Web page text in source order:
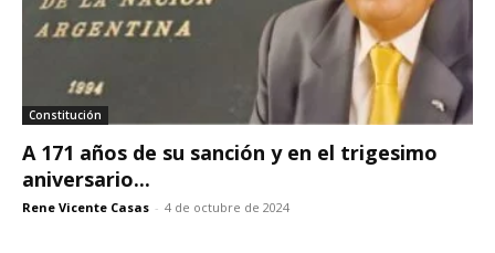
Constitución
A 171 años de su sanción y en el trigesimo
aniversario...
Rene Vicente Casas - 4 de octubre de 2024